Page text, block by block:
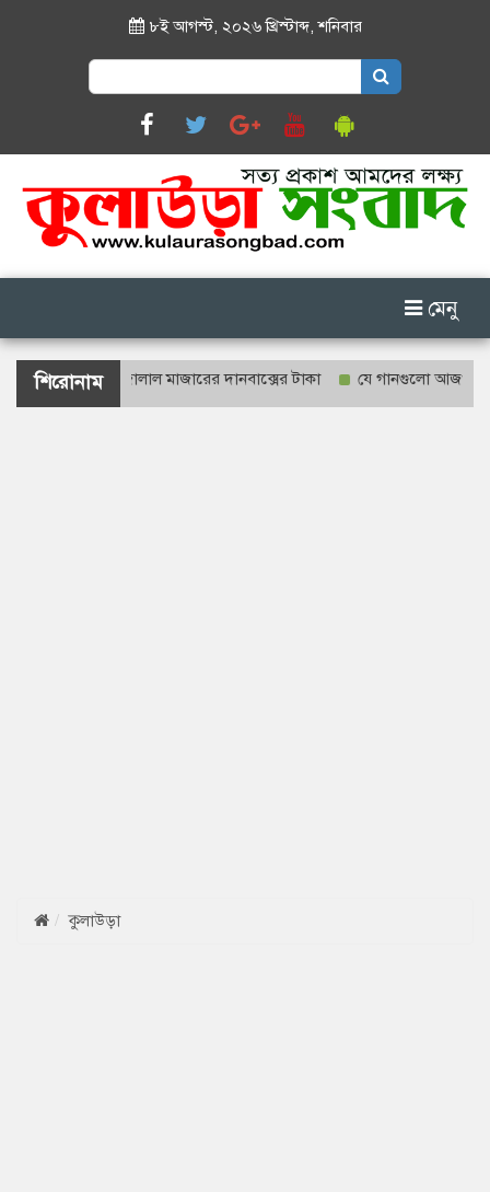
৮ই আগস্ট, ২০২৬ খ্রিস্টাব্দ,শনিবার
Search
for:
মেনু
শিরোনাম
হবে শাহজালাল মাজারের দানবাক্সের টাকা যে গানগুলো আজও ফিরিয়ে
কুলাউড়া